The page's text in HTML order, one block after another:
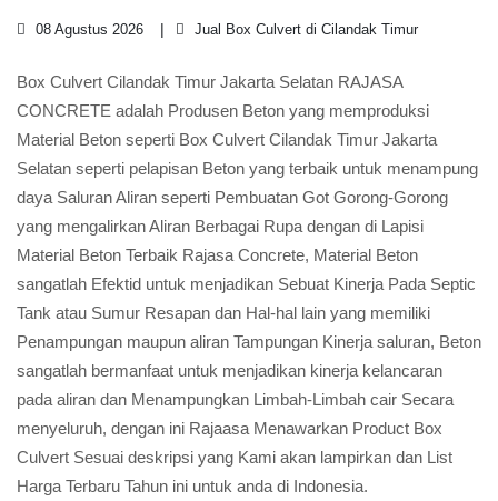
08 Agustus 2026 Jual Box Culvert di Cilandak Timur
Box Culvert Cilandak Timur Jakarta Selatan RAJASA
CONCRETE adalah Produsen Beton yang memproduksi
Material Beton seperti Box Culvert Cilandak Timur Jakarta
Selatan seperti pelapisan Beton yang terbaik untuk menampung
daya Saluran Aliran seperti Pembuatan Got Gorong-Gorong
yang mengalirkan Aliran Berbagai Rupa dengan di Lapisi
Material Beton Terbaik Rajasa Concrete, Material Beton
sangatlah Efektid untuk menjadikan Sebuat Kinerja Pada Septic
Tank atau Sumur Resapan dan Hal-hal lain yang memiliki
Penampungan maupun aliran Tampungan Kinerja saluran, Beton
sangatlah bermanfaat untuk menjadikan kinerja kelancaran
pada aliran dan Menampungkan Limbah-Limbah cair Secara
menyeluruh, dengan ini Rajaasa Menawarkan Product Box
Culvert Sesuai deskripsi yang Kami akan lampirkan dan List
Harga Terbaru Tahun ini untuk anda di Indonesia.